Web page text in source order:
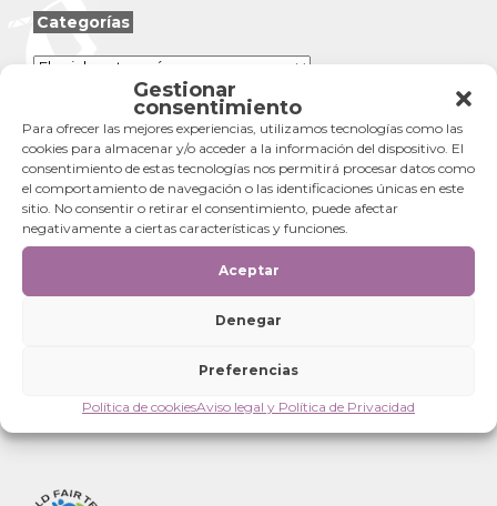
Gestionar
consentimiento
Para ofrecer las mejores experiencias, utilizamos tecnologías como las
cookies para almacenar y/o acceder a la información del dispositivo. El
consentimiento de estas tecnologías nos permitirá procesar datos como
el comportamiento de navegación o las identificaciones únicas en este
sitio. No consentir o retirar el consentimiento, puede afectar
negativamente a ciertas características y funciones.
Aceptar
Denegar
Preferencias
Política de cookiesAviso legal y Política de Privacidad
Categorías
Categorías